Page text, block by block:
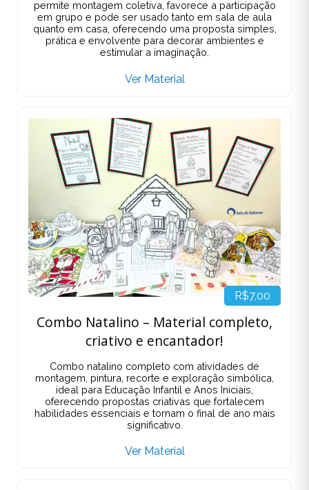
permite montagem coletiva, favorece a participação
em grupo e pode ser usado tanto em sala de aula
quanto em casa, oferecendo uma proposta simples,
prática e envolvente para decorar ambientes e
estimular a imaginação.
Ver Material
R$7,00
Combo Natalino – Material completo,
criativo e encantador!
Combo natalino completo com atividades de
montagem, pintura, recorte e exploração simbólica,
ideal para Educação Infantil e Anos Iniciais,
oferecendo propostas criativas que fortalecem
habilidades essenciais e tornam o final de ano mais
significativo.
Ver Material